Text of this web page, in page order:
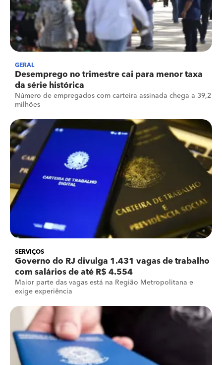
GERAL
Desemprego no trimestre cai para menor taxa
da série histórica
Número de empregados com carteira assinada chega a 39,2
milhões
SERVIÇOS
Governo do RJ divulga 1.431 vagas de trabalho
com salários de até R$ 4.554
Maior parte das vagas está na Região Metropolitana e
exige experiência